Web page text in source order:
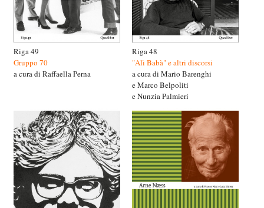
Riga 49
Gruppo 70
a cura di Raffaella Perna
Riga 48
"Alì Babà" e altri discorsi
a cura di Mario Barenghi
e Marco Belpoliti
e Nunzia Palmieri